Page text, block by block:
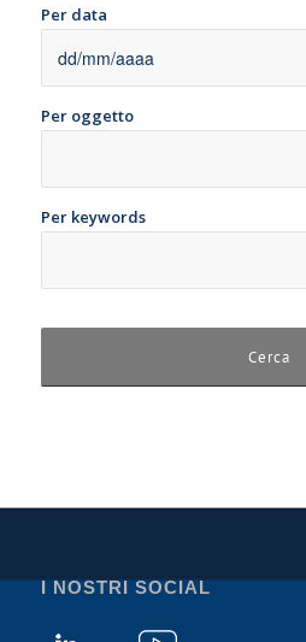
Per data
Per oggetto
Per keywords
I NOSTRI SOCIAL